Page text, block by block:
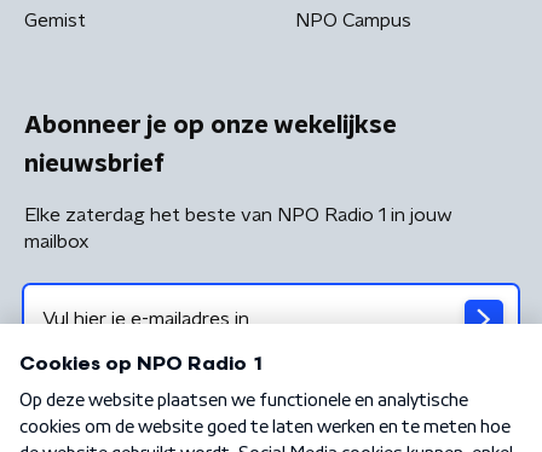
Gemist NPO Campus
Abonneer je op onze wekelijkse
nieuwsbrief
Elke zaterdag het beste van NPO Radio 1 in jouw
mailbox